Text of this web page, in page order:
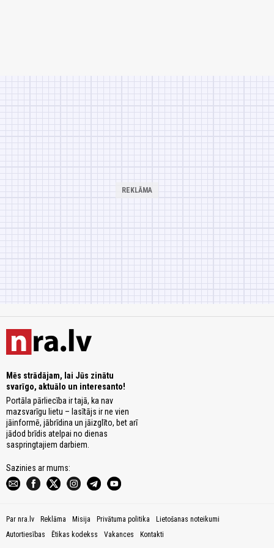
Mēs strādājam, lai Jūs zinātu
svarīgo, aktuālo un interesanto!
Portāla pārliecība ir tajā, ka nav
mazsvarīgu lietu – lasītājs ir ne vien
jāinformē, jābrīdina un jāizglīto, bet arī
jādod brīdis atelpai no dienas
saspringtajiem darbiem.
Sazinies ar mums:
Par nra.lv Reklāma Misija Privātuma politika
Lietošanas noteikumi
Autortiesības
Ētikas kodekss Vakances Kontakti